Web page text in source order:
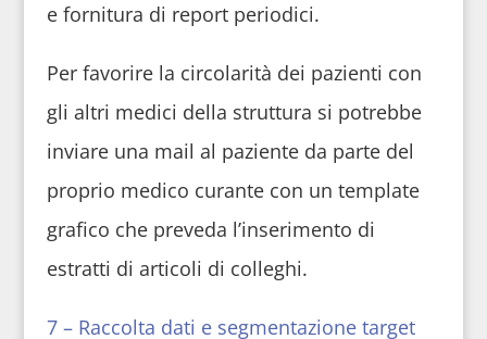
e fornitura di report periodici.
Per favorire la circolarità dei pazienti con
gli altri medici della struttura si potrebbe
inviare una mail al paziente da parte del
proprio medico curante con un template
grafico che preveda l’inserimento di
estratti di articoli di colleghi.
7 – Raccolta dati e segmentazione target